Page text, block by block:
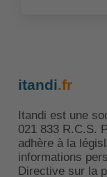
itandi.fr
Itandi est une
021 833 R.C.S.
adhère à la
informations
Directive sur la